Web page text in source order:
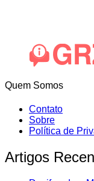
Quem Somos
Contato
Sobre
Política de
Artigos